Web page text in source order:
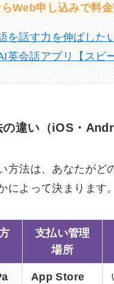
Web申し込みで料
を話す力を伸ばした
英会話アプリ【スピ
違い（iOS・
方法は、あなたがど
によって決まります。
支払い管理
場所
App Store